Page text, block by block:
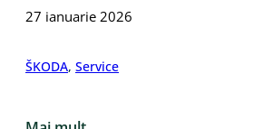
27 ianuarie 2026
ŠKODA, Service